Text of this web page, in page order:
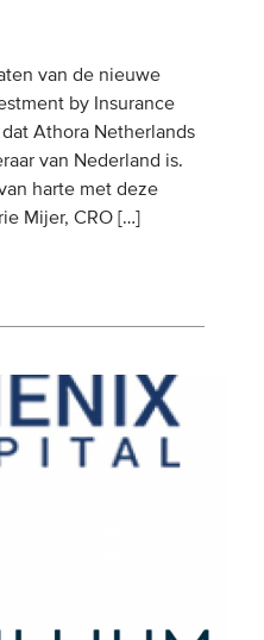
van de nieuwe
by Insurance
Athora Netherlands
van Nederland is.
harte met deze
Mijer, CRO […]